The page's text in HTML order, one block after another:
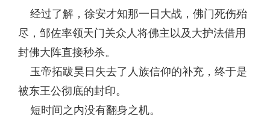
经过了解，徐安才知那一日大战，佛门死伤殆
尽，邹佐率领天门关众人将佛主以及大护法借用
封佛大阵直接秒杀。
玉帝拓跋昊日失去了人族信仰的补充，终于是
被东王公彻底的封印。
短时间之内没有翻身之机。